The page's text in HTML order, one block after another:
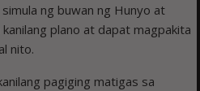
ng buwan ng Hunyo at
plano at dapat magpakita
nito.
pagiging matigas sa